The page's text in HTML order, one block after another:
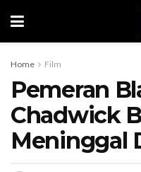
Home Film
Pemeran
Chadwick
Meninggal